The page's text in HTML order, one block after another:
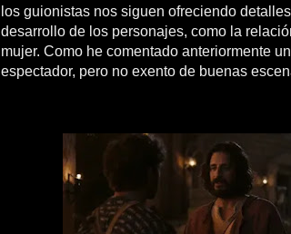
los guionistas nos siguen ofreciendo
desarrollo de los personajes, como la
mujer. Como he comentado anteriormente
espectador, pero no exento de buenas